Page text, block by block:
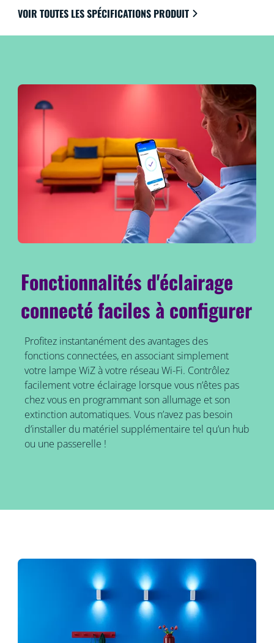
VOIR TOUTES LES SPÉCIFICATIONS PRODUIT
Fonctionnalités d'éclairage
connecté faciles à configurer
Profitez instantanément des avantages des
fonctions connectées, en associant simplement
votre lampe WiZ à votre réseau Wi-Fi. Contrôlez
facilement votre éclairage lorsque vous n’êtes pas
chez vous en programmant son allumage et son
extinction automatiques. Vous n’avez pas besoin
d’installer du matériel supplémentaire tel qu’un hub
ou une passerelle !